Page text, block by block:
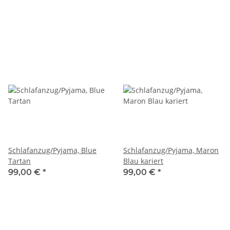
Schlafanzug/Pyjama, Blue
Tartan
99,00 € *
Schlafanzug/Pyjama, Maron
Blau kariert
99,00 € *